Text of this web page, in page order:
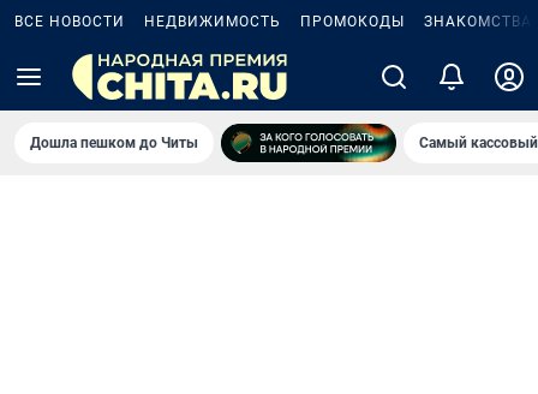
ВСЕ НОВОСТИ НЕДВИЖИМОСТЬ ПРОМОКОДЫ ЗНАКОМСТВА
Дошла пешком до Читы Самый